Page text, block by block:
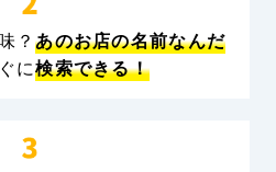
？あのお店の名前なんだ
に検索できる！